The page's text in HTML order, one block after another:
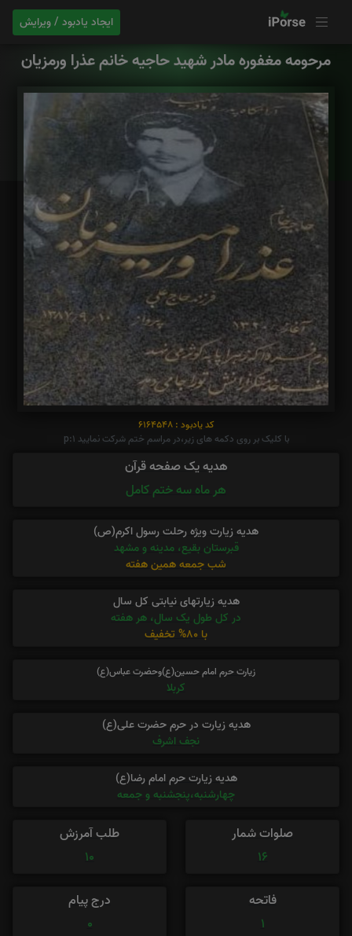
ایجاد یادبود / ویرایش
مرحومه مغفوره مادر شهید حاجیه خانم عذرا ورمزیان
کد یادبود : 6164548
با کلیک بر روی دکمه های زیر،در مراسم ختم شرکت نمایید p:1
هدیه یک صفحه قرآن
هر ماه سه ختم کامل
هدیه زیارت ویژه رحلت رسول اکرم(ص)
قبرستان بقیع، مدینه و مشهد
شب جمعه همین هفته
هدیه زیارتهای نیابتی کل سال
در کل طول یک سال، هر هفته
با 80% تخفیف
زیارت حرم امام حسین(ع)وحضرت عباس(ع)
کربلا
هدیه زیارت در حرم حضرت علی(ع)
نجف اشرف
هدیه زیارت حرم امام رضا(ع)
چهارشنبه،پنجشنبه و جمعه
صلوات شمار
16
طلب آمرزش
10
فاتحه
1
درج پیام
0